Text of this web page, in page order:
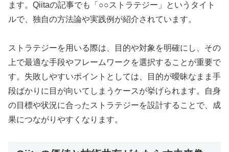
ます。Qiitaの記事でも「○○ストラテジー」というタイト
ルで、独自の方法論や実践例が紹介されています。
ストラテジーを用いる際は、目的や対象を明確にし、その
上で最適な手段やフレームワークを選択することが重要で
す。失敗しやすいポイントとしては、目的が曖昧なまま手
段ばかりに目が向いてしまうケースが挙げられます。自身
の目標や状況に合ったストラテジーを設計することで、成
果につながりやすくなります。